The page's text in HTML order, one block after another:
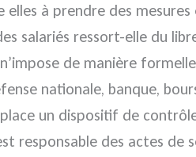
elles à prendre des
salariés ressort-elle du
de manière
nationale, banque,
un dispositif de
responsable des actes